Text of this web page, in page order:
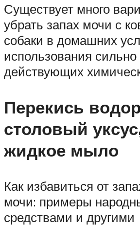
Существует много
убрать запах мочи с
собаки в домашних
использования сильно
действующих
Перекись
столовый
жидкое мыло
Как избавиться от
мочи: примеры
средствами и другими